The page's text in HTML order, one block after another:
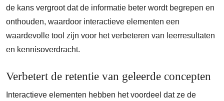
de kans vergroot dat de informatie beter wordt begrepen en
onthouden, waardoor interactieve elementen een
waardevolle tool zijn voor het verbeteren van leerresultaten
en kennisoverdracht.
Verbetert de retentie van geleerde concepten
Interactieve elementen hebben het voordeel dat ze de